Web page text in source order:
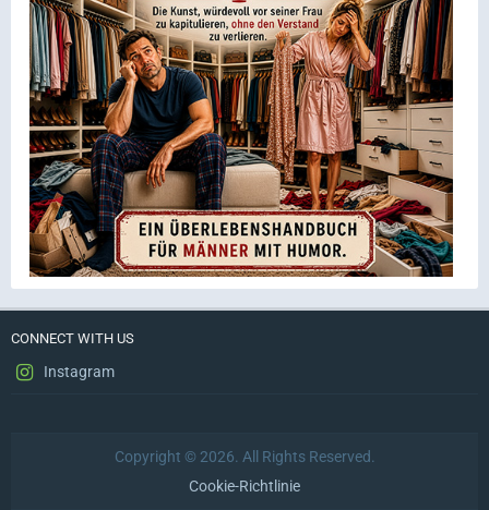
CONNECT WITH US
Instagram
Copyright © 2026. All Rights Reserved.
Cookie-Richtlinie